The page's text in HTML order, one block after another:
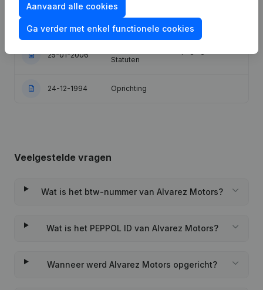
Kapitaal - Aandelen -
Ontslagnemingen - Benoemingen
25-01-2006
Statuten
24-12-1994 Oprichting
Veelgestelde vragen
Wat is het btw-nummer van Alvarez Motors?
Wat is het PEPPOL ID van Alvarez Motors?
Wanneer werd Alvarez Motors opgericht?
Aanvaard alle cookies
Ga verder met enkel functionele cookies